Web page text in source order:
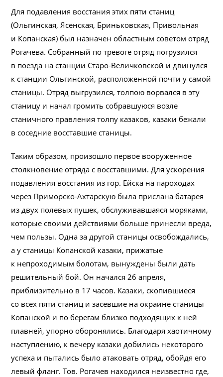
Для подавления восстания этих пяти станиц
(Ольгинская, Ясенская, Бриньковская, Привольная
и Копанская) был назначен областным советом отряд
Рогачева. Собранный по тревоге отряд погрузился
в поезда на станции Старо-Величковской и двинулся
к станции Ольгинской, расположенной почти у самой
станицы. Отряд выгрузился, толпою ворвался в эту
станицу и начал громить собравшуюся возле
станичного правления толпу казаков, казаки бежали
в соседние восставшие станицы.
Таким образом, произошло первое вооруженное
столкновение отряда с восставшими. Для ускорения
подавления восстания из гор. Ейска на пароходах
через Приморско-Ахтарскую была прислана батарея
из двух полевых пушек, обслуживавшаяся моряками,
которые своими действиями больше принесли вреда,
чем пользы. Одна за другой станицы освобождались,
а у станицы Копанской казаки, прижатые
к непроходимым болотам, вынуждены были дать
решительный бой. Он начался 26 апреля,
приблизительно в 17 часов. Казаки, скопившиеся
со всех пяти станиц и засевшие на окраине станицы
Копанской и по берегам близко подходящих к ней
плавней, упорно оборонялись. Благодаря хаотичному
наступлению, к вечеру казаки добились некоторого
успеха и пытались было атаковать отряд, обойдя его
левый фланг. Тов. Рогачев находился неизвестно где,